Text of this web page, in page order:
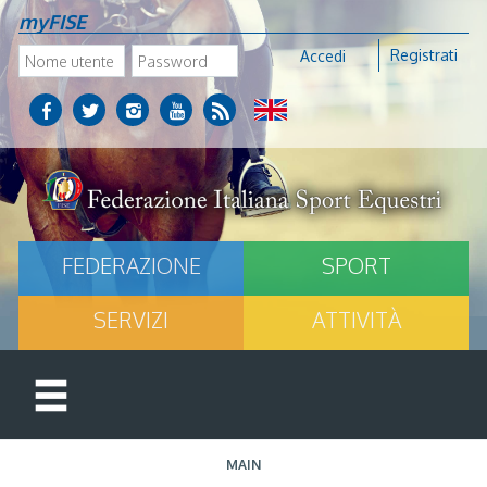
myFISE
Accedi Registrati
FEDERAZIONE
SPORT
SERVIZI
ATTIVITÀ
MAIN